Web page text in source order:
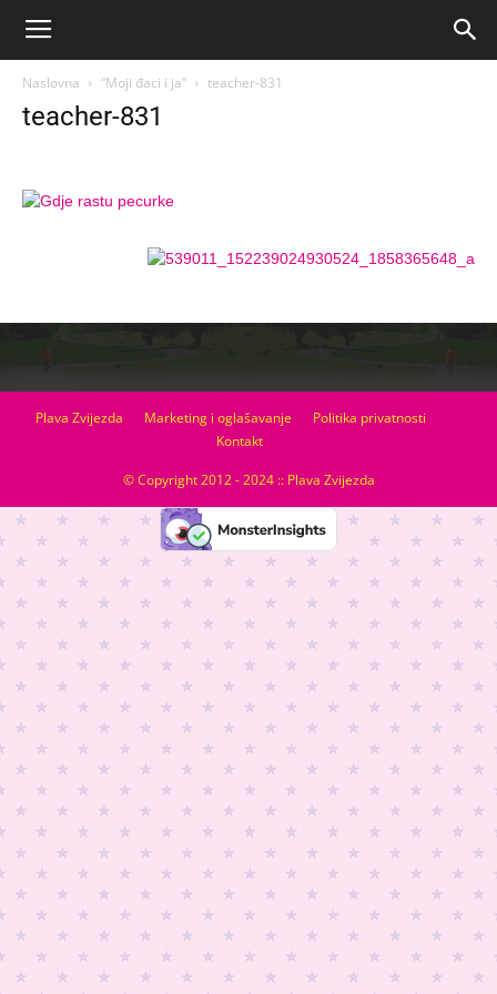
Naslovna “Moji đaci i ja” teacher-831
teacher-831
Plava Zvijezda Marketing i oglašavanje
Politika privatnosti
Kontakt
© Copyright 2012 - 2024 :: Plava Zvijezda